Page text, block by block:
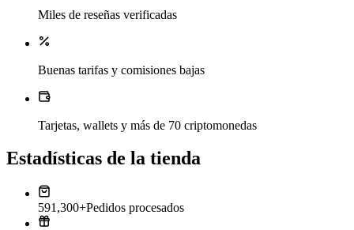
Miles de reseñas verificadas
Buenas tarifas y comisiones bajas
Tarjetas, wallets y más de 70 criptomonedas
Estadísticas de la tienda
591,300+Pedidos procesados